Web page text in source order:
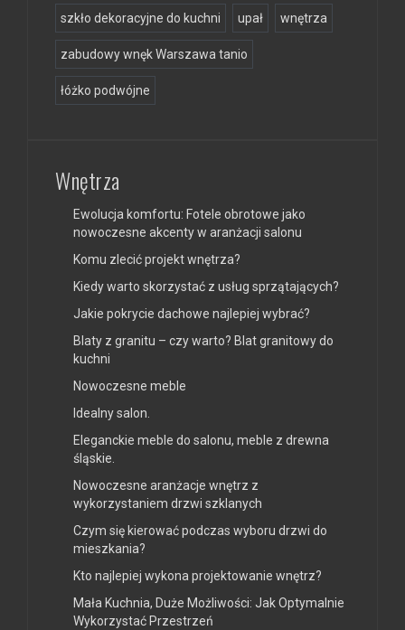
szkło dekoracyjne do kuchni upał wnętrza
zabudowy wnęk Warszawa tanio
łóżko podwójne
Wnętrza
Ewolucja komfortu: Fotele obrotowe jako
nowoczesne akcenty w aranżacji salonu
Komu zlecić projekt wnętrza?
Kiedy warto skorzystać z usług sprzątających?
Jakie pokrycie dachowe najlepiej wybrać?
Blaty z granitu – czy warto? Blat granitowy do
kuchni
Nowoczesne meble
Idealny salon.
Eleganckie meble do salonu, meble z drewna
śląskie.
Nowoczesne aranżacje wnętrz z
wykorzystaniem drzwi szklanych
Czym się kierować podczas wyboru drzwi do
mieszkania?
Kto najlepiej wykona projektowanie wnętrz?
Mała Kuchnia, Duże Możliwości: Jak Optymalnie
Wykorzystać Przestrzeń